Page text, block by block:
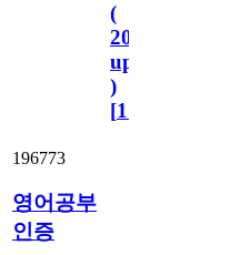
(
2023.11.1
update
)
[110
196773
영어공부
인증